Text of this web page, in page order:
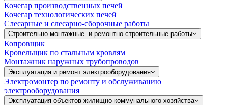
Кочегар производственных печей
Кочегар технологических печей
Слесарные и слесарно-сборочные работы
Строительно-монтажные и ремонтно-строительные работы
Копровщик
Кровельщик по стальным кровлям
Монтажник наружных трубопроводов
Эксплуатация и ремонт электрооборудования
Электромонтер по ремонту и обслуживанию
электрооборудования
Эксплуатация объектов жилищно-коммунального хозяйства